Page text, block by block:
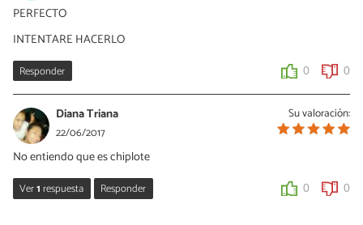
PERFECTO
INTENTARE HACERLO
Responder 0 0
Su valoración:
Diana Triana
22/06/2017
No entiendo que es chiplote
Ver1respuesta Responder 0 0